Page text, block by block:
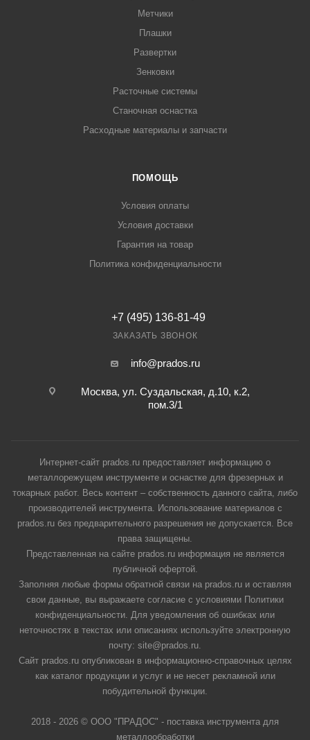
Метчики
Плашки
Развертки
Зенковки
Расточные системы
Станочная оснастка
Расходные материалы и запчасти
ПОМОЩЬ
Условия оплаты
Условия доставки
Гарантия на товар
Политика конфиденциальности
+7 (495) 136-81-49
ЗАКАЗАТЬ ЗВОНОК
info@prados.ru
Москва, ул. Суздальская, д.10, к.2,
пом.3/1
Интернет-сайт prados.ru предоставляет информацию о
металлорежущем инструменте и оснастке для фрезерных и
токарных работ. Весь контент – собственность данного сайта, либо
производителей инструмента. Использование материалов с
prados.ru без предварительного разрешения не допускается. Все
права защищены.
Представленная на сайте prados.ru информация не является
публичной офертой.
Заполняя любые формы обратной связи на prados.ru и оставляя
свои данные, вы выражаете согласие с условиями Политики
конфиденциальности. Для уведомления об ошибках или
неточностях в текстах или описаниях используйте электронную
почту: site@prados.ru.
Сайт prados.ru опубликован в информационно-справочных целях
как каталог продукции и услуг и не несет рекламной или
побудительной функции.
2018 - 2026 © ООО "ПРАДОС" - поставка инструмента для
металлообработки